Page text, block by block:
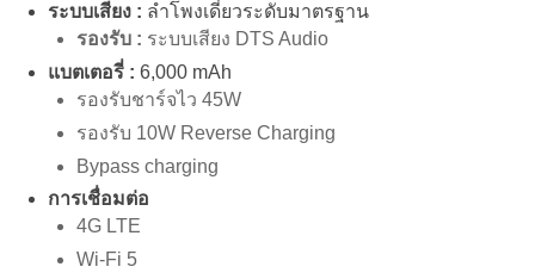
ระบบเสียง : ลำโพงเดี่ยวระดับมาตรฐาน
รองรับ : ระบบเสียง DTS Audio
แบตเตอรี่ : 6,000 mAh
รองรับชาร์จไว 45W
รองรับ 10W Reverse Charging
Bypass charging
การเชื่อมต่อ
4G LTE
Wi-Fi 5